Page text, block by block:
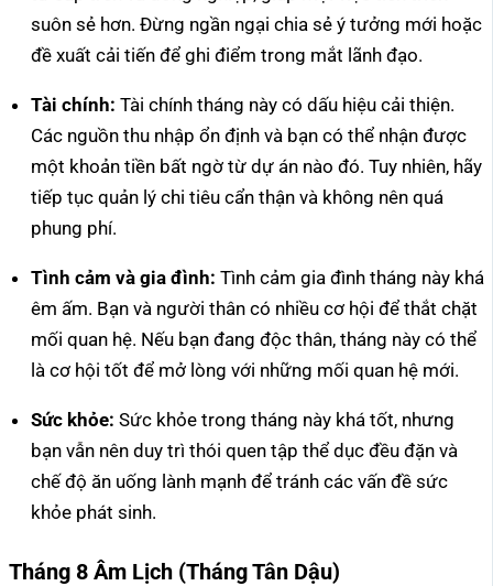
suôn sẻ hơn. Đừng ngần ngại chia sẻ ý tưởng mới hoặc
đề xuất cải tiến để ghi điểm trong mắt lãnh đạo.
Tài chính: Tài chính tháng này có dấu hiệu cải thiện.
Các nguồn thu nhập ổn định và bạn có thể nhận được
một khoản tiền bất ngờ từ dự án nào đó. Tuy nhiên, hãy
tiếp tục quản lý chi tiêu cẩn thận và không nên quá
phung phí.
Tình cảm và gia đình: Tình cảm gia đình tháng này khá
êm ấm. Bạn và người thân có nhiều cơ hội để thắt chặt
mối quan hệ. Nếu bạn đang độc thân, tháng này có thể
là cơ hội tốt để mở lòng với những mối quan hệ mới.
Sức khỏe: Sức khỏe trong tháng này khá tốt, nhưng
bạn vẫn nên duy trì thói quen tập thể dục đều đặn và
chế độ ăn uống lành mạnh để tránh các vấn đề sức
khỏe phát sinh.
Tháng 8 Âm Lịch (Tháng Tân Dậu)